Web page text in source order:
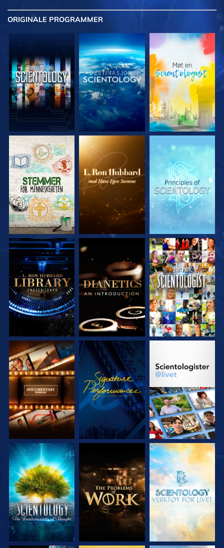
ORIGINALE PROGRAMMER
UTFORSK SERIEN UTFORSK SERIEN UTFORSK SERIEN
UTFORSK SERIEN UTFORSK SERIEN SE
UTFORSK SERIEN SE UTFORSK SERIEN
UTFORSK SERIEN UTFORSK SERIEN UTFORSK SERIEN